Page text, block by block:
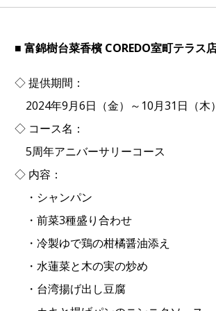
■ 富錦樹台菜香檳 COREDO室町テラス
◇ 提供期間：
2024年9月6日（金）～10月31日（木）
◇ コース名：
5周年アニバーサリーコース
◇ 内容：
・シャンパン
・前菜3種盛り合わせ
・冷製ゆで鶏の柑橘醤油添え
・水蓮菜と木の実の炒め
・台湾揚げ出し豆腐